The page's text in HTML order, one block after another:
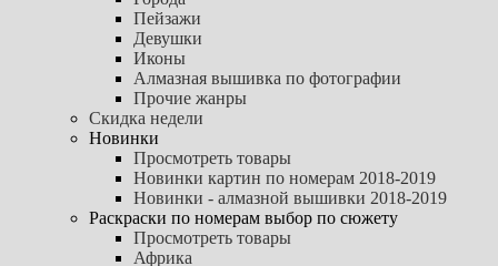
Пейзажи
Девушки
Иконы
Алмазная вышивка по фотографии
Прочие жанры
Скидка недели
Новинки
Просмотреть товары
Новинки картин по номерам 2018-2019
Новинки - алмазной вышивки 2018-2019
Раскраски по номерам выбор по сюжету
Просмотреть товары
Африка